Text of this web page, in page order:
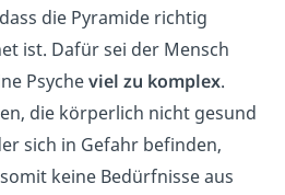
die Pyramide richtig
ist. Dafür sei der Mensch
Psycheviel zu komplex.
die körperlich nicht gesund
sich in Gefahr befinden,
keine Bedürfnisse aus